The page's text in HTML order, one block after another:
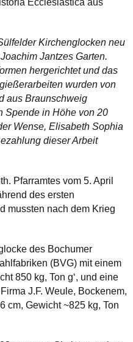
Ecclesiastica aus
Kirchenglocken neu
Jantzes Garten.
hergerichtet und das
wurden von
aus Braunschweig
Spende in Höhe von 20
Wense, Elisabeth Sophia
dieser Arbeit
Pfarramtes vom 5. April
des ersten
mussten nach dem Krieg
des Bochumer
(BVG) mit einem
850 kg, Ton g‘, und eine
J.F. Weule, Bockenem,
cm, Gewicht ~825 kg, Ton